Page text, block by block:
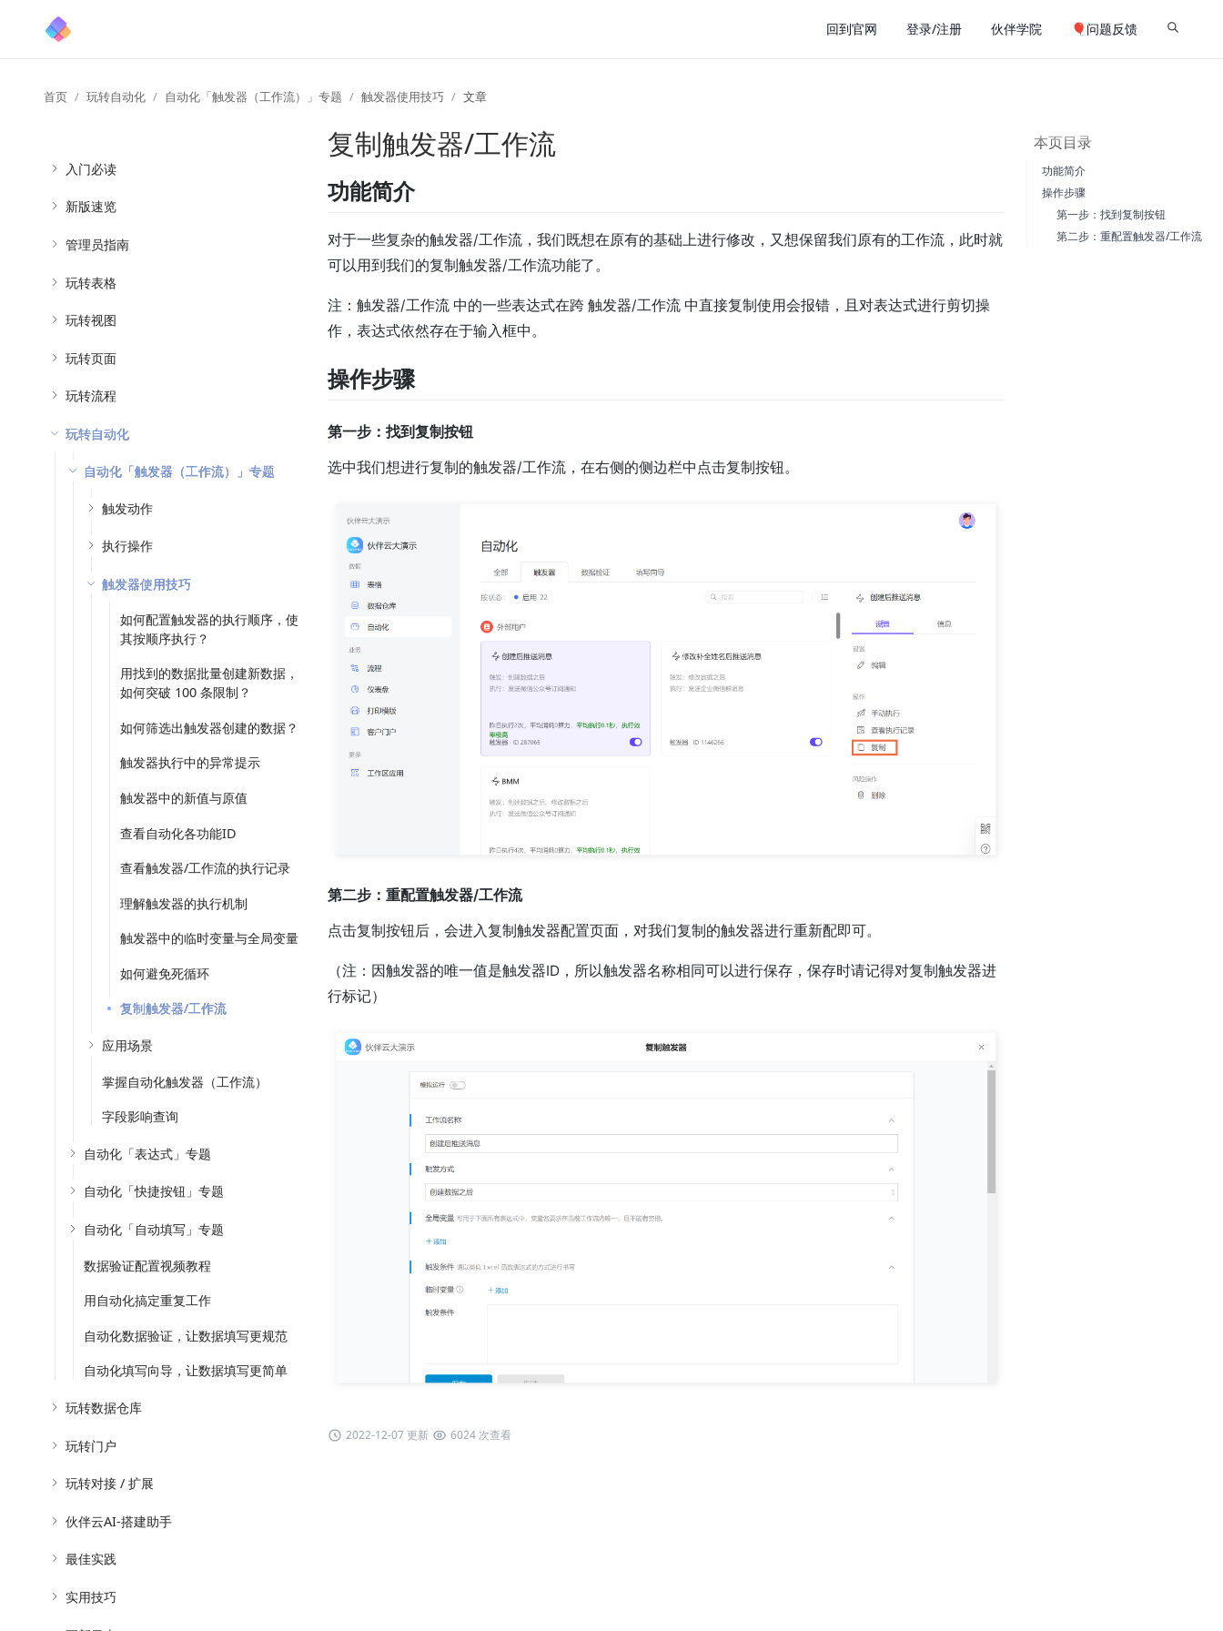
回到官网 登录/注册 伙伴学院 🎈问题反馈
首页 玩转自动化 自动化「触发器（工作流）」专题 触发器使用技巧 文章
入门必读
新版速览
管理员指南
玩转表格
玩转视图
玩转页面
玩转流程
玩转自动化
自动化「触发器（工作流）」专题
触发动作
执行操作
触发器使用技巧
如何配置触发器的执行顺序，使
其按顺序执行？
用找到的数据批量创建新数据，
如何突破 100 条限制？
如何筛选出触发器创建的数据？
触发器执行中的异常提示
触发器中的新值与原值
查看自动化各功能ID
查看触发器/工作流的执行记录
理解触发器的执行机制
触发器中的临时变量与全局变量
如何避免死循环
复制触发器/工作流
应用场景
掌握自动化触发器（工作流）
字段影响查询
自动化「表达式」专题
自动化「快捷按钮」专题
自动化「自动填写」专题
数据验证配置视频教程
用自动化搞定重复工作
自动化数据验证，让数据填写更规范
自动化填写向导，让数据填写更简单
玩转数据仓库
玩转门户
玩转对接 / 扩展
伙伴云AI-搭建助手
最佳实践
实用技巧
复制触发器/工作流
功能简介
对于一些复杂的触发器/工作流，我们既想在原有的基础上进行修改，又想保留我们原有的工作流，此时就
可以用到我们的复制触发器/工作流功能了。
注：触发器/工作流 中的一些表达式在跨 触发器/工作流 中直接复制使用会报错，且对表达式进行剪切操
作，表达式依然存在于输入框中。
操作步骤
第一步：找到复制按钮
选中我们想进行复制的触发器/工作流，在右侧的侧边栏中点击复制按钮。
第二步：重配置触发器/工作流
点击复制按钮后，会进入复制触发器配置页面，对我们复制的触发器进行重新配即可。
（注：因触发器的唯一值是触发器ID，所以触发器名称相同可以进行保存，保存时请记得对复制触发器进
行标记）
2022-12-07 更新 6024 次查看
本页目录
功能简介
操作步骤
第一步：找到复制按钮
第二步：重配置触发器/工作流